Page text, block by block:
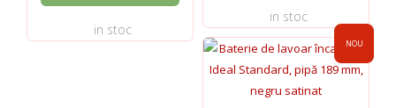
in stoc
in stoc
NOU